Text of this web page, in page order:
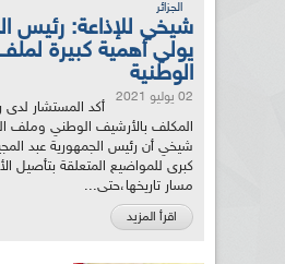
الجزائر
شيخي للإذاعة: رئيس
يولي أهمية كبيرة لملف
الوطنية
02 يوليو 2021
أكد المستشار لدى
المكلف بالأرشيف الوطني وملف
شيخي أن رئيس الجمهورية عبد
كبرى للمواضيع المتعلقة بتأصيل
مسار تاريخها،حتى...
اقرأ المزيد